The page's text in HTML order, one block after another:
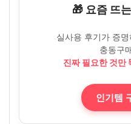
🎁 요즘 뜨
실사용 후기가 증
충동구
진짜 필요한 것만
인기템